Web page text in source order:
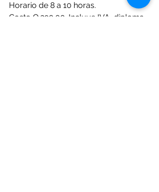
Horario de 8 a 10 horas.
Costo Q.290.00. Incluye IVA, diploma